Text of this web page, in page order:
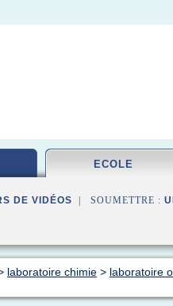
ECOLE
DE VIDÉOS | SOUMETTRE :
laboratoire chimie > laboratoire